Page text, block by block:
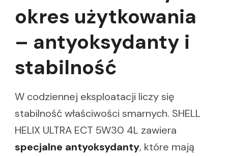
okres użytkowania
– antyoksydanty i
stabilność
W codziennej eksploatacji liczy się
stabilność właściwości smarnych. SHELL
HELIX ULTRA ECT 5W30 4L zawiera
specjalne antyoksydanty, które mają